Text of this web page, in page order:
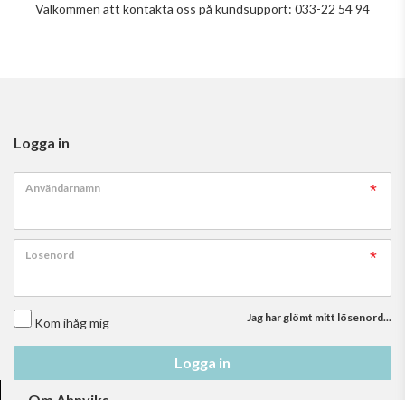
Välkommen att kontakta oss på kundsupport: 033-22 54 94
Logga in
Användarnamn
Lösenord
Kom ihåg mig Jag har glömt mitt lösenord...
Logga in